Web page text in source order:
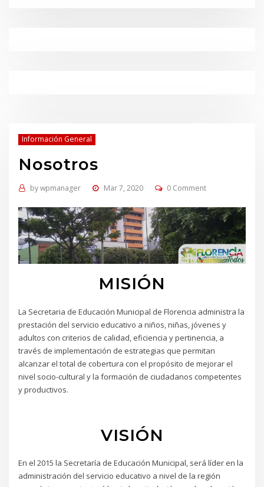
Información General
Nosotros
bywpmanager Mar 7, 2020 0 Comment
MISIÓN
La Secretaria de Educación Municipal de Florencia administra la
prestación del servicio educativo a niños, niñas, jóvenes y
adultos con criterios de calidad, eficiencia y pertinencia, a
través de implementación de estrategias que permitan
alcanzar el total de cobertura con el propósito de mejorar el
nivel socio-cultural y la formación de ciudadanos competentes
y productivos.
VISIÓN
En el 2015 la Secretaría de Educación Municipal, será líder en la
administración del servicio educativo a nivel de la región